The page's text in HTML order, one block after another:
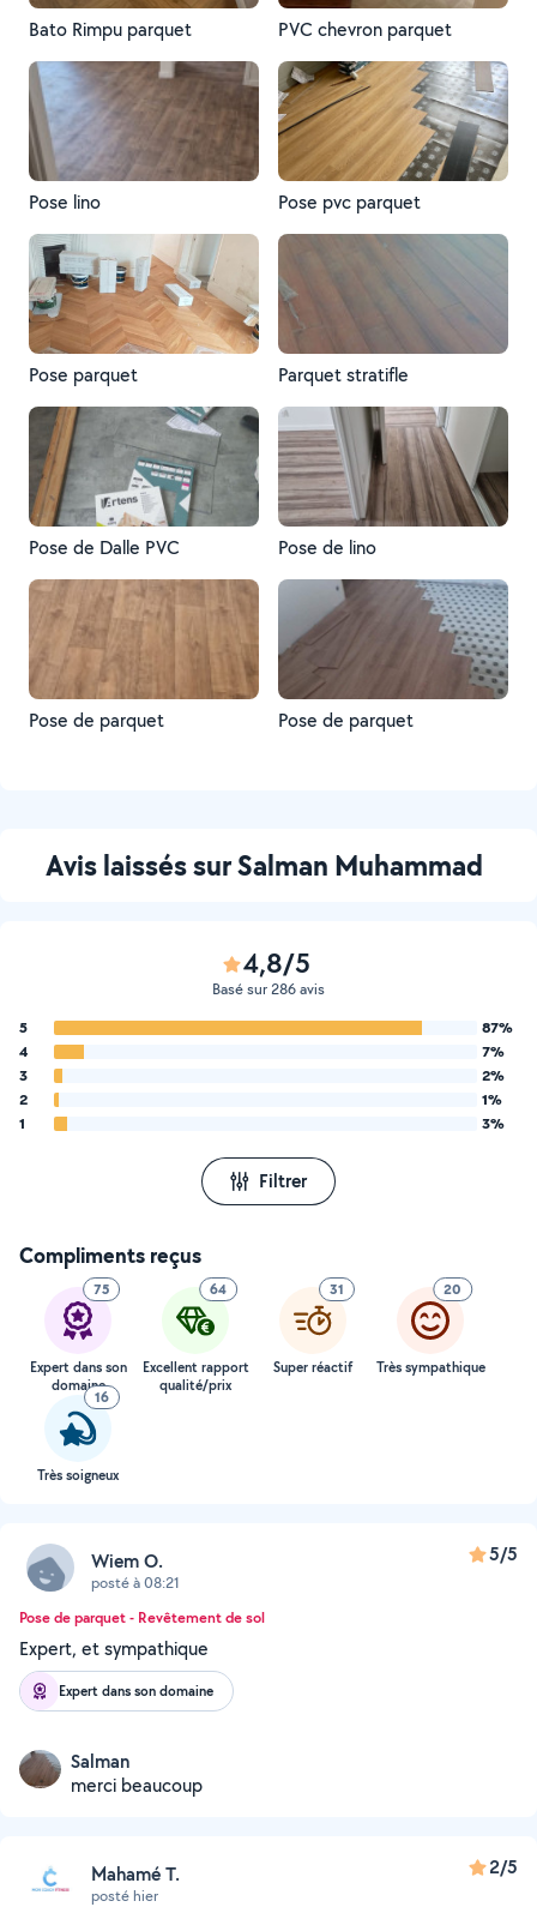
Bato Rimpu parquet PVC chevron parquet
Pose lino Pose pvc parquet
Pose parquet Parquet stratifle
Pose de Dalle PVC Pose de lino
Pose de parquet Pose de parquet
Avis laissés sur Salman Muhammad
4,8/5
Basé sur 286 avis
5
87%
4
7%
3
2%
2
1%
1
3%
Filtrer
Compliments reçus
75
Expert dans son
domaine
64
Excellent rapport
qualité/prix
31
Super réactif
20
Très sympathique
16
Très soigneux
Wiem O.
posté à 08:21
5/5
Pose de parquet - Revêtement de sol
Expert, et sympathique
Expert dans son domaine
Salman
merci beaucoup
Mahamé T.
posté hier
2/5